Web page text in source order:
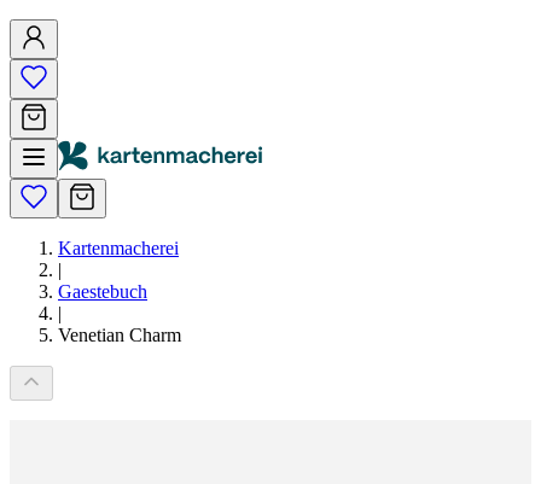
Kartenmacherei
|
Gaestebuch
|
Venetian Charm